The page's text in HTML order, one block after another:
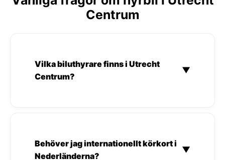
Centrum
Vilka biluthyrare finns i Utrecht
Centrum?
▼
Behöver jag internationellt körkort i
Nederländerna?
▼